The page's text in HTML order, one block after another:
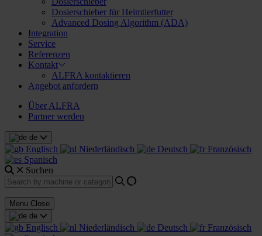
Dosierschieber für Heimtierfutter
Advanced Dosing Algorithm (ADA)
Integration
Service
Referenzen
Kontakt
ALFRA kontaktieren
Angebot anfordern
Über ALFRA
Partner werden
de
Englisch Niederländisch Deutsch
Französisch
Spanisch
Suchen
Menu Close
de
Englisch Niederländisch Deutsch
Französisch